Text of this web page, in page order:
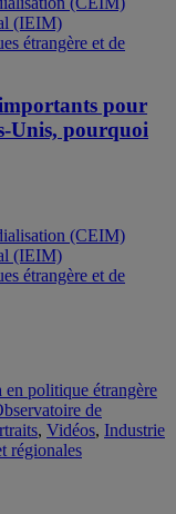
pour
Unis, pourquoi
en politique étrangère
de
, Vidéos, Industrie
régionales